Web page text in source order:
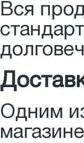
Вся
Одним